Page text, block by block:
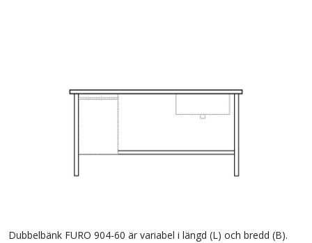
Dubbelbänk FURO 904-60 är variabel i längd (L) och bredd (B).